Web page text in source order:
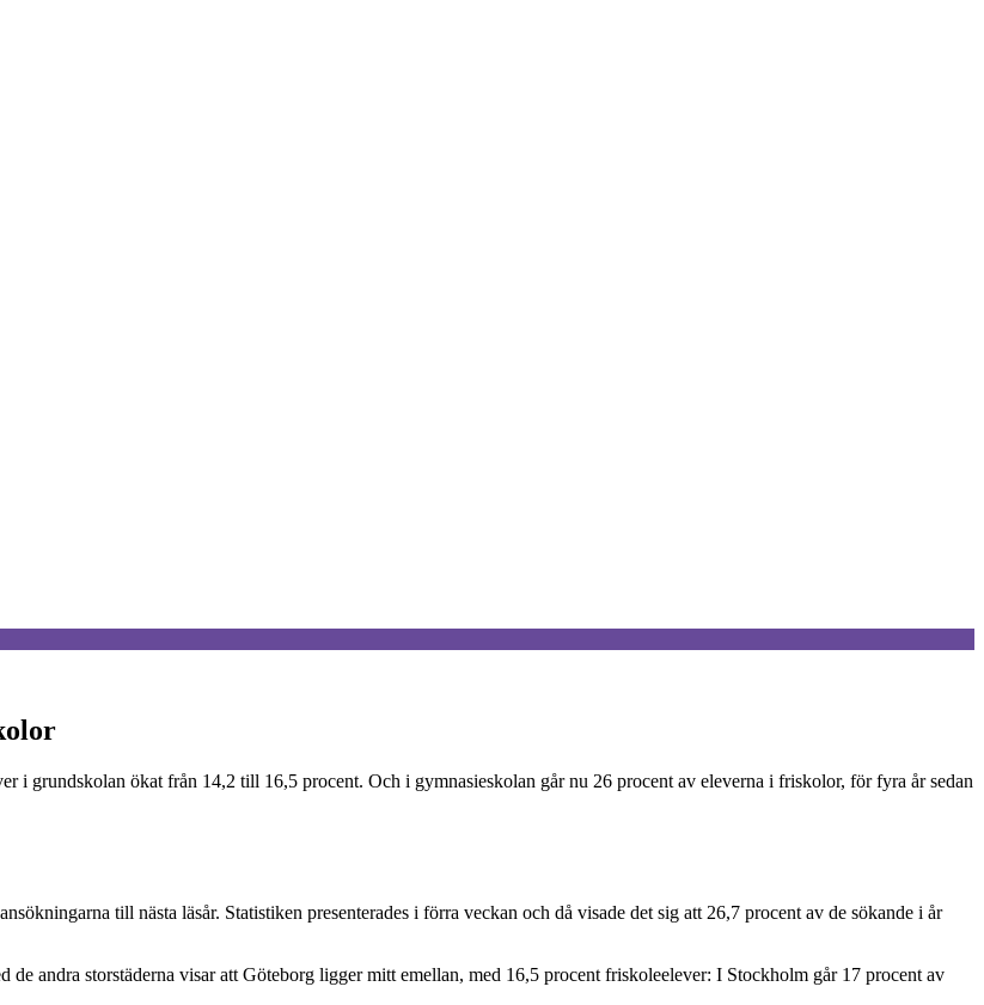
i grundskolan ökat från 14,2 till 16,5 procent. Och i gymnasieskolan går nu 26 procent av eleverna i friskolor, för fyra år sedan
till nästa läsår. Statistiken presenterades i förra veckan och då visade det sig att 26,7 procent av de sökande i år
andra storstäderna visar att Göteborg ligger mitt emellan, med 16,5 procent friskoleelever: I Stockholm går 17 procent av